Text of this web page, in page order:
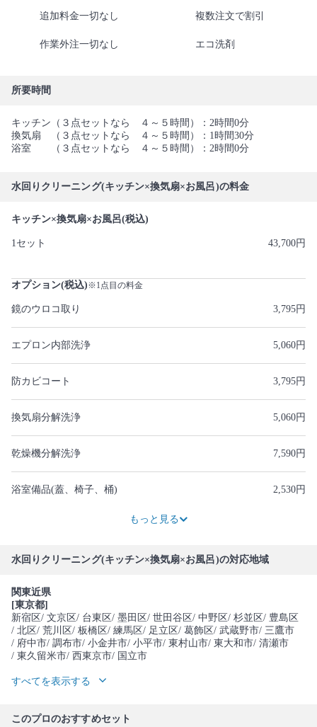
追加料金一切なし 複数注文で割引
作業外注一切なし エコ洗剤
所要時間
キッチン（３点セットなら ４～５時間）：2時間0分
換気扇 （３点セットなら ４～５時間）：1時間30分
浴室 （３点セットなら ４～５時間）：2時間0分
水回りクリーニング(キッチン×換気扇×お風呂)の料金
キッチン×換気扇×お風呂(税込)
1セット 43,700円
オプション(税込)※1点目の料金
鏡のウロコ取り 3,795円
エプロン内部洗浄 5,060円
防カビコート 3,795円
換気扇分解洗浄 5,060円
乾燥機分解洗浄 7,590円
浴室備品(蓋、椅子、桶)
2,530円
もっと見る
水回りクリーニング(キッチン×換気扇×お風呂)の対応地域
関東近県
[東京都]
新宿区/ 文京区/ 台東区/ 墨田区/ 世田谷区/ 中野区/ 杉並区/ 豊島区
/ 北区/ 荒川区/ 板橋区/ 練馬区/ 足立区/ 葛飾区/ 武蔵野市/ 三鷹市
/ 府中市/ 調布市/ 小金井市/ 小平市/ 東村山市/ 東大和市/ 清瀬市
/ 東久留米市/ 西東京市/ 国立市
すべてを表示する
このプロのおすすめセット